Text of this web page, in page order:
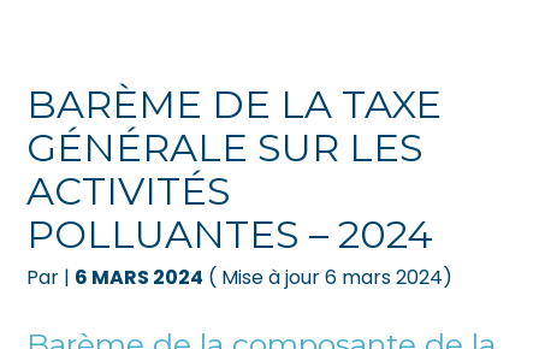
Gérer votre quotidien
Piloter votre entreprise
Développer votre entreprise
Suivre votre comptabilité
Gérer vos ressources humaines
Dématérialiser vos documents
BARÈME DE LA TAXE
GÉNÉRALE SUR LES
ACTIVITÉS
POLLUANTES – 2024
Par | 6 MARS 2024 ( Mise à jour 6 mars 2024)